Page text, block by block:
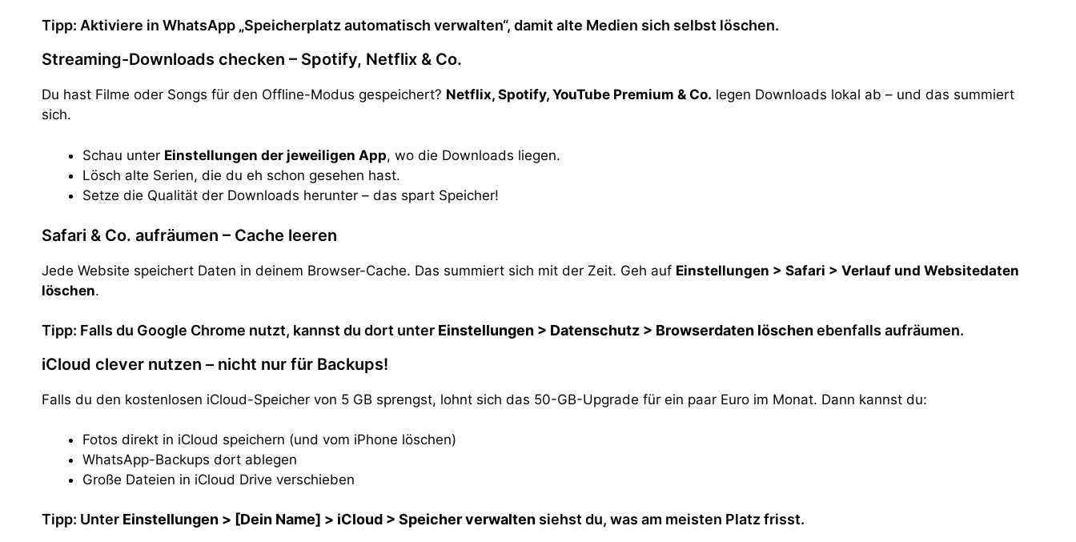
Tipp: Aktiviere in WhatsApp „Speicherplatz automatisch verwalten“, damit alte Medien sich selbst löschen.
Streaming-Downloads checken – Spotify, Netflix & Co.
Du hast Filme oder Songs für den Offline-Modus gespeichert? Netflix, Spotify, YouTube Premium & Co. legen Downloads lokal ab – und das summiert
sich.
Schau unter Einstellungen der jeweiligen App, wo die Downloads liegen.
Lösch alte Serien, die du eh schon gesehen hast.
Setze die Qualität der Downloads herunter – das spart Speicher!
Safari & Co. aufräumen – Cache leeren
Jede Website speichert Daten in deinem Browser-Cache. Das summiert sich mit der Zeit. Geh auf Einstellungen > Safari > Verlauf und Websitedaten
löschen.
Tipp: Falls du Google Chrome nutzt, kannst du dort unter Einstellungen > Datenschutz > Browserdaten löschenebenfalls aufräumen.
iCloud clever nutzen – nicht nur für Backups!
Falls du den kostenlosen iCloud-Speicher von 5 GB sprengst, lohnt sich das 50-GB-Upgrade für ein paar Euro im Monat. Dann kannst du:
Fotos direkt in iCloud speichern (und vom iPhone löschen)
WhatsApp-Backups dort ablegen
Große Dateien in iCloud Drive verschieben
Tipp: Unter Einstellungen > [Dein Name] > iCloud > Speicher verwalten siehst du, was am meisten Platz frisst.